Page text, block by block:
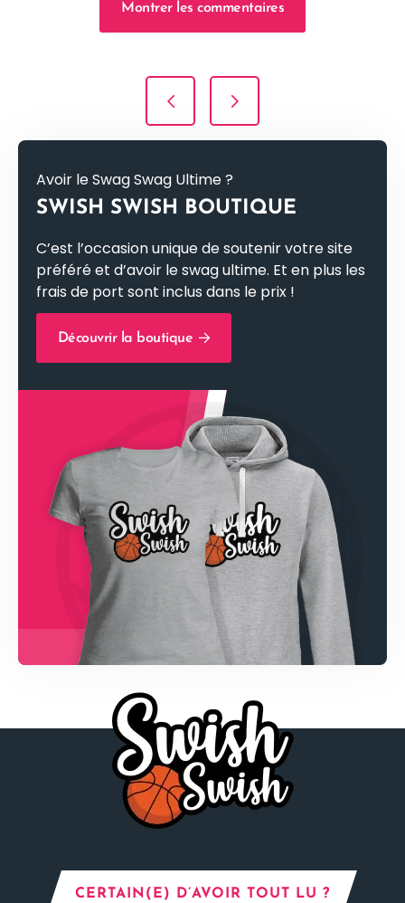
Montrer les commentaires
Navigation de l’article
Avoir le Swag Swag Ultime ?
SWISH SWISH BOUTIQUE
C’est l’occasion unique de soutenir votre site
préféré et d’avoir le swag ultime. Et en plus les
frais de port sont inclus dans le prix !
Découvrir la boutique
CERTAIN(E) D’AVOIR TOUT LU ?